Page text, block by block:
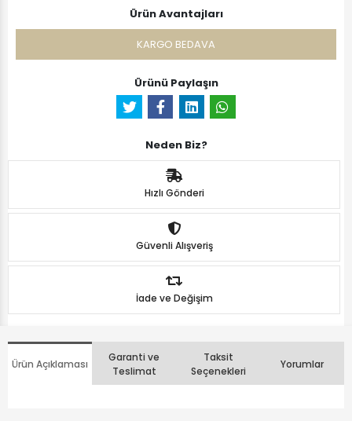
Ürün Avantajları
KARGO BEDAVA
Ürünü Paylaşın
Neden Biz?
Hızlı Gönderi
Güvenli Alışveriş
İade ve Değişim
Ürün Açıklaması
Garanti ve
Teslimat
Taksit
Seçenekleri
Yorumlar